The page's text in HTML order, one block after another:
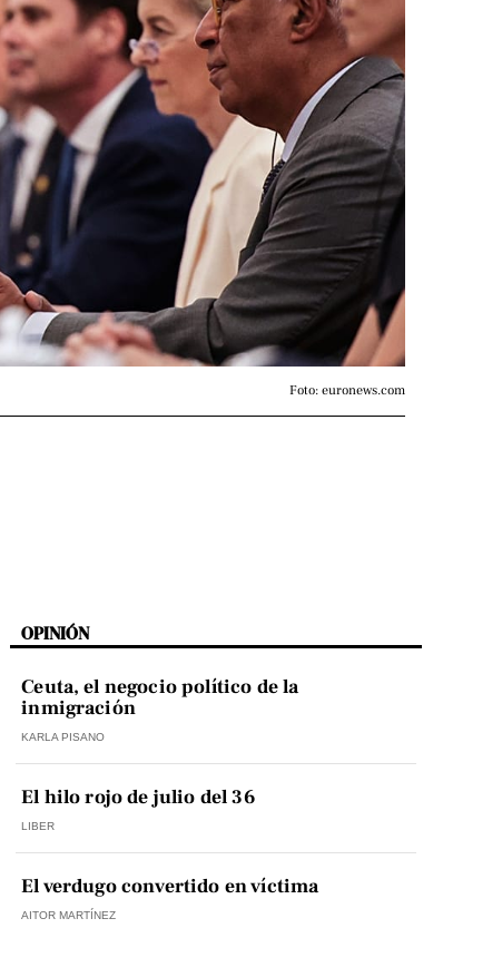
Foto: euronews.com
OPINIÓN
Ceuta, el negocio político de la
inmigración
KARLA PISANO
El hilo rojo de julio del 36
LIBER
El verdugo convertido en víctima
AITOR MARTÍNEZ